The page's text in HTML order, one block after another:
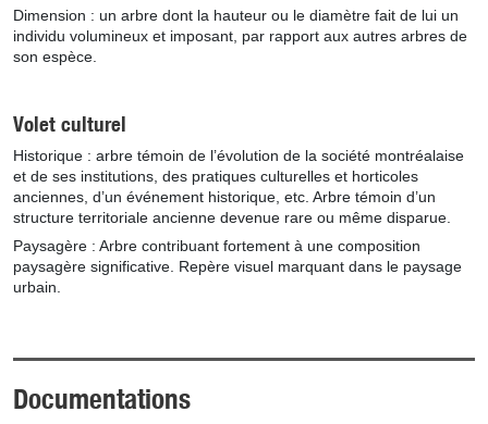
Dimension : un arbre dont la hauteur ou le diamètre fait de lui un
individu volumineux et imposant, par rapport aux autres arbres de
son espèce.
Volet culturel
Historique : arbre témoin de l’évolution de la société montréalaise
et de ses institutions, des pratiques culturelles et horticoles
anciennes, d’un événement historique, etc. Arbre témoin d’un
structure territoriale ancienne devenue rare ou même disparue.
Paysagère : Arbre contribuant fortement à une composition
paysagère significative. Repère visuel marquant dans le paysage
urbain.
Documentations